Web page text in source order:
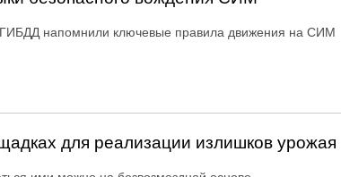
напомнили ключевые правила движения на СИМ
для реализации излишков урожая